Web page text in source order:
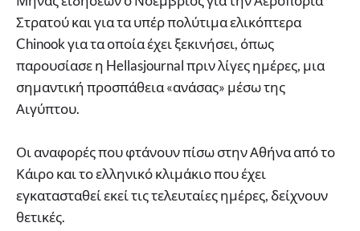
Στρατού και για τα υπέρ πολύτιμα ελικόπτερα
Chinook για τα οποία έχει ξεκινήσει, όπως
παρουσίασε η Hellasjournal πριν λίγες ημέρες, μια
σημαντική προσπάθεια «ανάσας» μέσω της
Αιγύπτου.
Οι αναφορές που φτάνουν πίσω στην Αθήνα από το
Κάιρο και το ελληνικό κλιμάκιο που έχει
εγκατασταθεί εκεί τις τελευταίες ημέρες, δείχνουν
θετικές.